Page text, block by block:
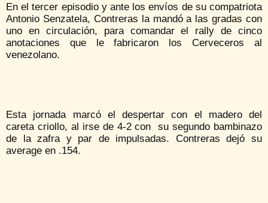
En el tercer episodio y ante los envíos de su compatriota
Antonio Senzatela, Contreras la mandó a las gradas con
uno en circulación, para comandar el rally de cinco
anotaciones que le fabricaron los Cerveceros al
venezolano.
Esta jornada marcó el despertar con el madero del
careta criollo, al irse de 4-2 con su segundo bambinazo
de la zafra y par de impulsadas. Contreras dejó su
average en .154.